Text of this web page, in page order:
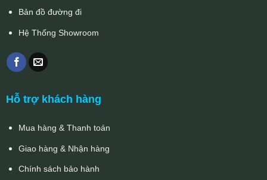
Bản đồ đường đi
Hệ Thống Showroom
Hỗ trợ khách hàng
Mua hàng & Thanh toán
Giao hàng & Nhận hàng
Chính sách bảo hành